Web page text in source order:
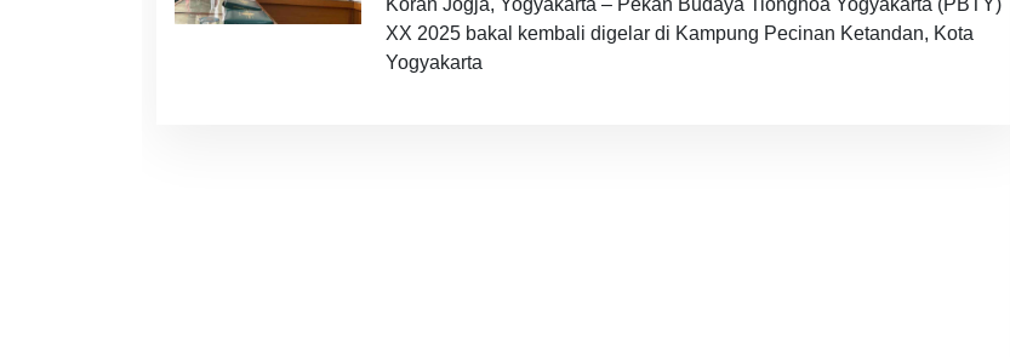
Koran Jogja, Yogyakarta – Pekan Budaya Tionghoa Yogyakarta (PBTY)
XX 2025 bakal kembali digelar di Kampung Pecinan Ketandan, Kota
Yogyakarta